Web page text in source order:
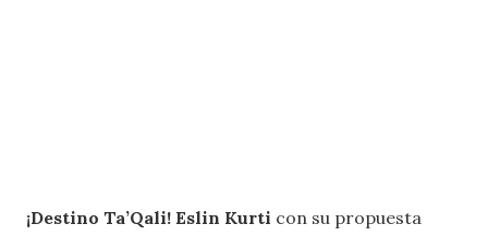
¡Destino Ta’Qali! Eslin Kurti con su propuesta